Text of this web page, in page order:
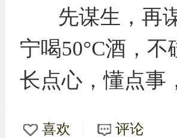
先谋生，再
宁喝50°C酒，不
长点心，懂点事
喜欢 评论